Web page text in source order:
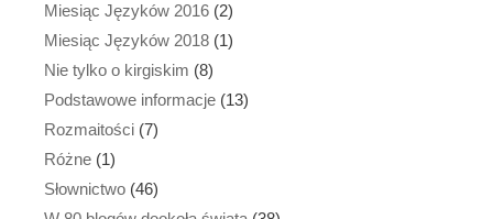
Miesiąc Języków 2016 (2)
Miesiąc Języków 2018 (1)
Nie tylko o kirgiskim (8)
Podstawowe informacje (13)
Rozmaitości (7)
Różne (1)
Słownictwo (46)